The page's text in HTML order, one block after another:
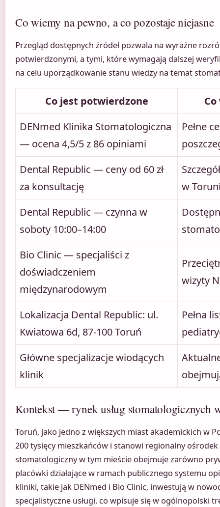
Co wiemy na pewno, a co pozostaje niejasne
Przegląd dostępnych źródeł pozwala na wyraźne
potwierdzonymi, a tymi, które wymagają dalszej
na celu uporządkowanie stanu wiedzy na temat
Co jest potwierdzone
DENmed Klinika Stomatologiczna
— ocena 4,5/5 z 86 opiniami
Pełne
Dental Republic — ceny od 60 zł
za konsultację
w
Dental Republic — czynna w
soboty 10:00–14:00
Bio Clinic — specjaliści z
doświadczeniem
międzynarodowym
wizyty
Lokalizacja Dental Republic: ul.
Kwiatowa 6d, 87-100 Toruń
Pełna
Główne specjalizacje wiodących
klinik
Kontekst — rynek usług stomatologicznych
Toruń, jako jedno z większych miast akademickich w
200 tysięcy mieszkańców i stanowi regionalny ośrodek
stomatologiczny w tym mieście obejmuje zarówno
placówki działające w ramach publicznego systemu
kliniki, takie jak DENmed i Bio Clinic, inwestują w
specjalistyczne usługi, co wpisuje się w ogólnopolski